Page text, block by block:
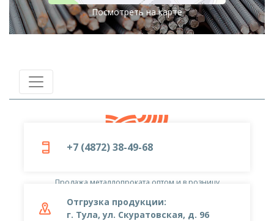
Посмотреть на карте
+7 (4872) 38-49-68
Отгрузка продукции:
г. Тула, ул. Скуратовская, д. 96
Продажа металлопроката оптом и в розницу